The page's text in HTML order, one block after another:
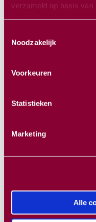
verzameld op basis
Noodzakelijk
Voorkeuren
Statistieken
Marketing
Alle
13 APRIL2026